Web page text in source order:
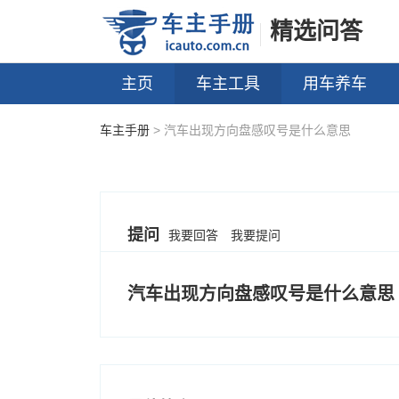
精选问答
主页 车主工具 用车养车
车主手册 > 汽车出现方向盘感叹号是什么意思
提问 我要回答 我要提问
汽车出现方向盘感叹号是什么意思